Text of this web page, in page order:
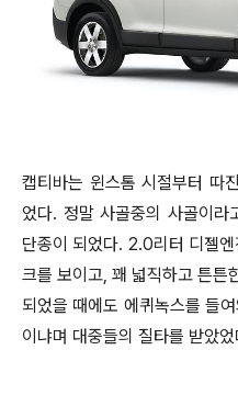
캡티바는 윈스톰 시절부터 따
었다. 정말 사골중의 사골이라
단종이 되었다. 2.0리터 디젤
크를 보이고, 꽤 넓직하고 튼튼
되었을 때에도 에퀴녹스를 들
이냐며 대중들의 질타를 받았었